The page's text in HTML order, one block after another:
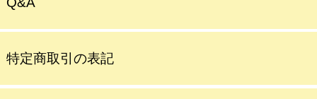
特定商取引の表記